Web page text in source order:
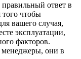
ответ в
чтобы
вашего случая,
эксплуатации,
факторов.
менеджеры, они в